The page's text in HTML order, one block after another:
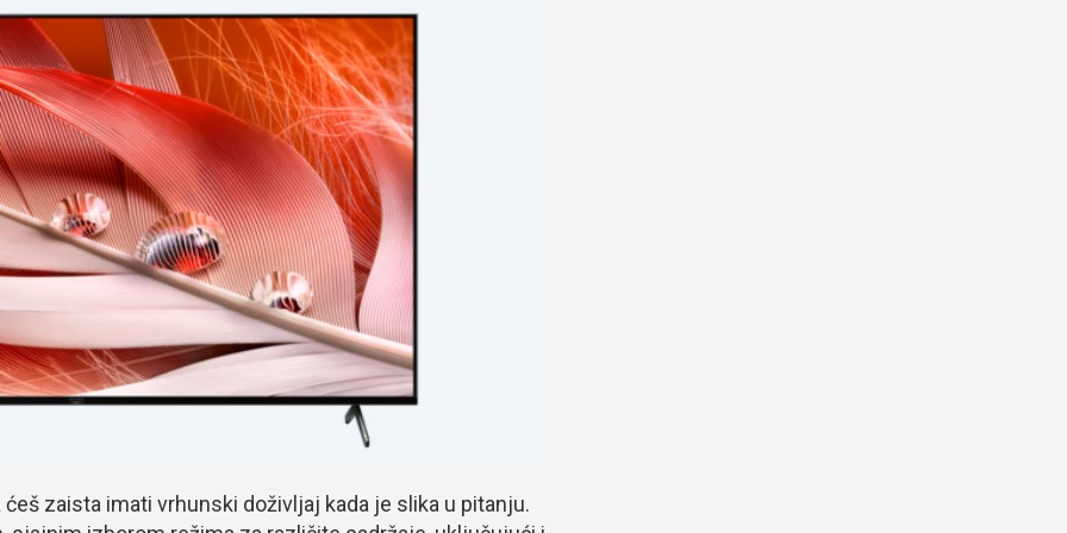
zaista imati vrhunski doživljaj kada je slika u pitanju.